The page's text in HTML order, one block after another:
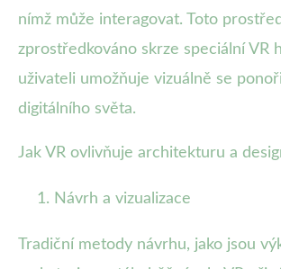
nímž může interagovat. Toto
zprostředkováno skrze speciální VR
uživateli umožňuje vizuálně se
digitálního světa.
Jak VR ovlivňuje architekturu a
Návrh a vizualizace
Tradiční metody návrhu, jako jsou